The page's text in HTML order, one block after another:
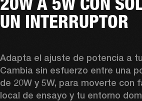
UN INTERRUPTOR
Adapta el ajuste de potencia a
Cambia sin esfuerzo entre una
de 20W y 5W, para moverte con
local de ensayo y tu entorno